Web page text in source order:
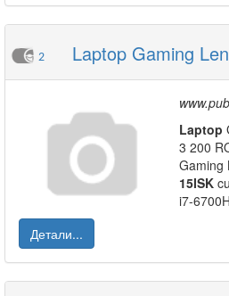
2 Laptop Gaming
Laptop
3 200
Gaming
15ISK
i7-
Детали...